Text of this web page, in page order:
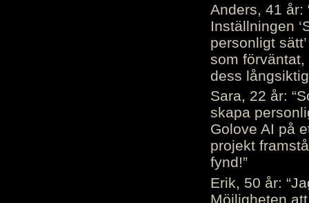
Anders, 41 år:
Inställningen
personligt
som
dess
Sara, 22 år:
skapa
Golove AI på
projekt
fynd!”
Erik, 50 år:
Möjligheten